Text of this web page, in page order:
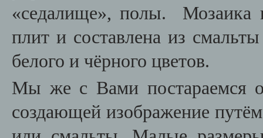
«седалище», полы. Мозаика
плит и составлена из
белого и чёрного цветов.
Мы же с Вами постараемся
создающей изображение